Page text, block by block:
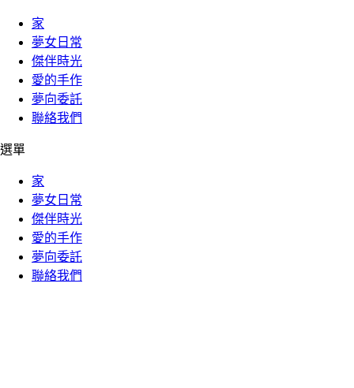
家
夢女日常
傑伴時光
愛的手作
夢向委託
聯絡我們
選單
家
夢女日常
傑伴時光
愛的手作
夢向委託
聯絡我們